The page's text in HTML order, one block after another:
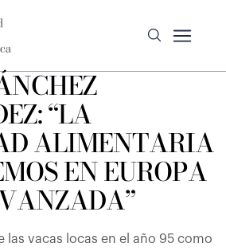
“LA
ALIMENTARIA
EN EUROPA
las vacas locas en el año 95 como